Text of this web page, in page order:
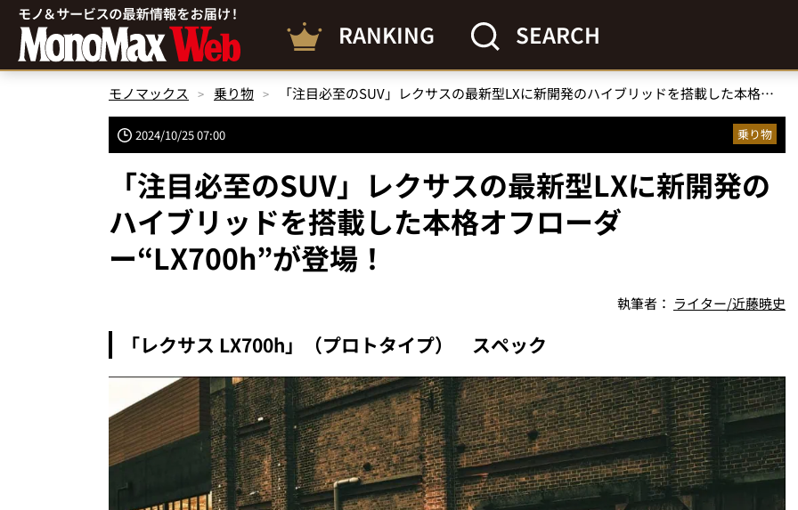
RANKING SEARCH
モノマックス 乗り物 「注目必至のSUV」レクサスの最新型LXに新開発のハイブリッドを搭載した本格オフローダー“LX700h”が登場！
2024/10/25 07:00 乗り物
「注目必至のSUV」レクサスの最新型LXに新開発の
ハイブリッドを搭載した本格オフローダ
ー“LX700h”が登場！
執筆者： ライター/近藤暁史
「レクサス LX700h」（プロトタイプ） スペック